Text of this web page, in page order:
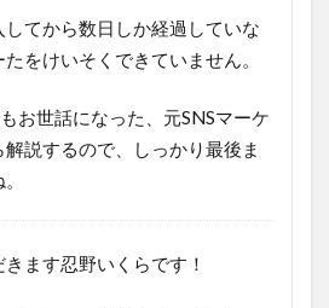
てから数日しか経過していな
をけいそくできていません。
お世話になった、元SNSマーケ
説するので、しっかり最後ま
ます忍野いくらです！